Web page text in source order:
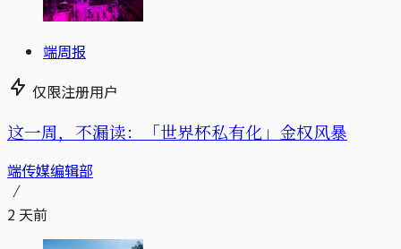
端周报
仅限注册用户
这一周，不漏读：「世界杯私有化」金权风暴
端传媒编辑部
2 天前